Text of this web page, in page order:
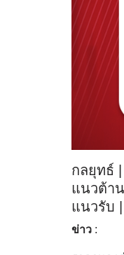
กลยุทธ์ |
แนวต้า
แนวรับ
ข่าว :